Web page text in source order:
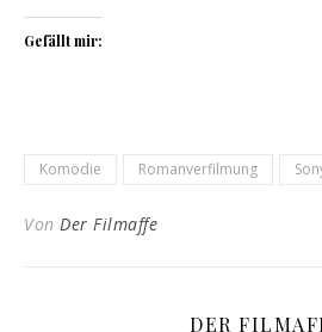
Gefällt mir:
Komödie Romanverfilmung
Von Der Filmaffe
DER